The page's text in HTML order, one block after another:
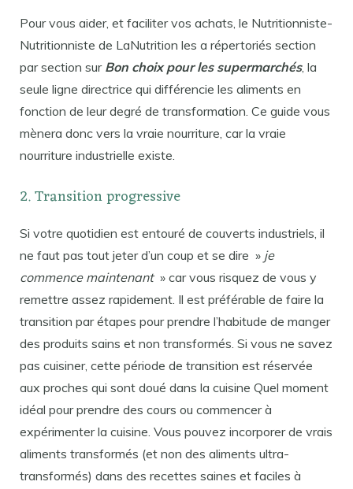
Pour vous aider, et faciliter vos achats, le Nutritionniste-
Nutritionniste de LaNutrition les a répertoriés section
par section sur Bon choix pour les supermarchés, la
seule ligne directrice qui différencie les aliments en
fonction de leur degré de transformation. Ce guide vous
mènera donc vers la vraie nourriture, car la vraie
nourriture industrielle existe.
2. Transition progressive
Si votre quotidien est entouré de couverts industriels, il
ne faut pas tout jeter d’un coup et se dire » je
commence maintenant» car vous risquez de vous y
remettre assez rapidement. Il est préférable de faire la
transition par étapes pour prendre l’habitude de manger
des produits sains et non transformés. Si vous ne savez
pas cuisiner, cette période de transition est réservée
aux proches qui sont doué dans la cuisine Quel moment
idéal pour prendre des cours ou commencer à
expérimenter la cuisine. Vous pouvez incorporer de vrais
aliments transformés (et non des aliments ultra-
transformés) dans des recettes saines et faciles à